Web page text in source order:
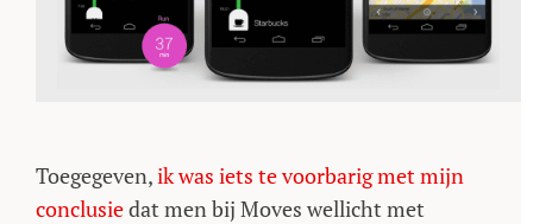
Toegegeven,ik was iets te voorbarig met mijn
conclusiedat men bij Moves wellicht met